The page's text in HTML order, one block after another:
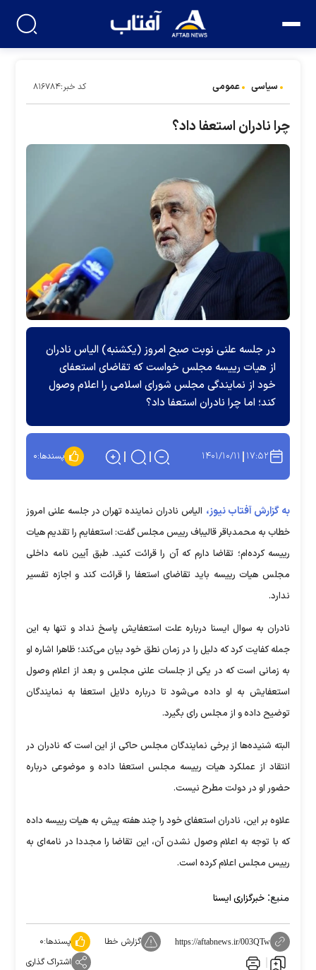
سیاسی عمومی کد خبر:۸۱۶۷۸۴
چرا نادران استعفا داد؟
در جلسه علنی نوبت صبح امروز (یکشنبه) الیاس نادران
از هیات رییسه مجلس خواست که تقاضای استعفای
خود از نمایندگی مجلس شورای اسلامی را اعلام وصول
کند؛ اما چرا نادران استعفا داد؟
۱۷:۵۲ ۱۴۰۱/۱۰/۱۱ پسندها:۰
به گزارش آفتاب نیوز، الیاس نادران نماینده تهران در جلسه علنی امروز
خطاب به محمدباقر قالیباف رییس مجلس گفت: استعفایم را تقدیم هیات
رییسه کرده‌ام؛ تقاضا دارم که آن را قرائت کنید. طبق آیین نامه داخلی
مجلس هیات رییسه باید تقاضای استعفا را قرائت کند و اجازه تفسیر
ندارد.
نادران به سوال ایسنا درباره علت استعفایش پاسخ نداد و تنها به این
جمله کفایت کرد که دلیل را در زمان نطق خود بیان می‌کند؛ ظاهرا اشاره او
به زمانی است که در یکی از جلسات علنی مجلس و بعد از اعلام وصول
استعفایش به او داده می‌شود تا درباره دلایل استعفا به نمایندگان
توضیح داده و از مجلس رای بگیرد.
البته شنیده‌ها از برخی نمایندگان مجلس حاکی از این است که نادران در
انتقاد از عملکرد هیات رییسه مجلس استعفا داده و موضوعی درباره
حضور او در دولت مطرح نیست.
علاوه بر این، نادران استعفای خود را چند هفته پیش به هیات رییسه داده
که با توجه به اعلام وصول نشدن آن، این تقاضا را مجددا در نامه‌ای به
رییس مجلس اعلام کرده است.
منبع: خبرگزاری ایسنا
https://aftabnews.ir/003QTw گزارش خطا پسندها:۰
اشتراک گذاری